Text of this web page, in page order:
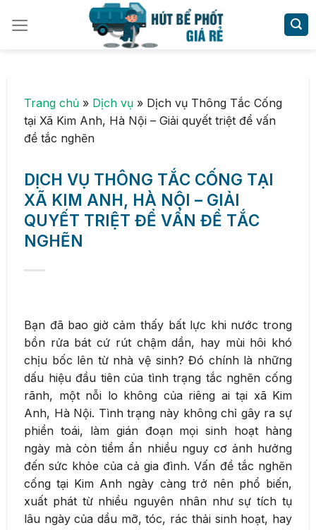
Trang chủ » Dịch vụ » Dịch vụ Thông Tắc Cống
tại Xã Kim Anh, Hà Nội – Giải quyết triệt để vấn
đề tắc nghẽn
DỊCH VỤ THÔNG TẮC CỐNG TẠI
XÃ KIM ANH, HÀ NỘI – GIẢI
QUYẾT TRIỆT ĐỂ VẤN ĐỀ TẮC
NGHẼN
Bạn đã bao giờ cảm thấy bất lực khi nước trong
bồn rửa bát cứ rút chậm dần, hay mùi hôi khó
chịu bốc lên từ nhà vệ sinh? Đó chính là những
dấu hiệu đầu tiên của tình trạng tắc nghẽn cống
rãnh, một nỗi lo không của riêng ai tại xã Kim
Anh, Hà Nội. Tình trạng này không chỉ gây ra sự
phiền toái, làm gián đoạn mọi sinh hoạt hàng
ngày mà còn tiềm ẩn nhiều nguy cơ ảnh hưởng
đến sức khỏe của cả gia đình. Vấn đề tắc nghẽn
cống tại Kim Anh ngày càng trở nên phổ biến,
xuất phát từ nhiều nguyên nhân như sự tích tụ
lâu ngày của dầu mỡ, tóc, rác thải sinh hoạt, hay